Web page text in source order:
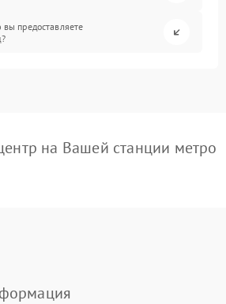
предоставляете
на Вашей станции метро